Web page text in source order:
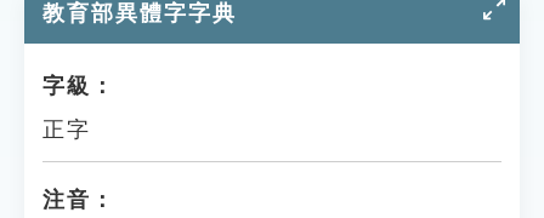
貓頭鷹博士
教育部異體字字典
字級：
正字
注音：